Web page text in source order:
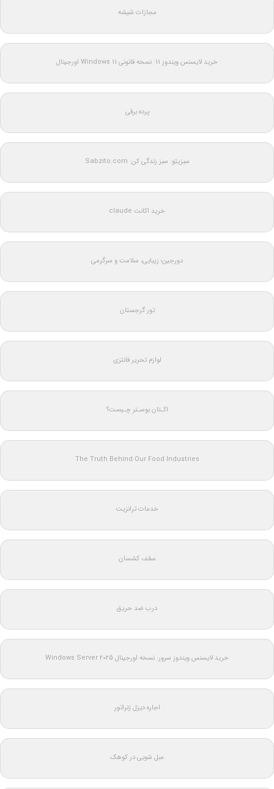
مجازات شیشه
خرید لایسنس ویندوز 11: نسخه قانونی Windows 11 اورجینال
پرده برقی
سبزیتو: سبز زندگی کن: Sabzito.com
خرید اکانت claude
دورجین؛ زیبایی، سلامت و سرگرمی
تور گرجستان
لوازم تحریر فانتزی
اکـتان بوسـتر چـیست؟
The Truth Behind Our Food Industries
خدمات ترانزیت
سقف کشسان
درب ضد حریق
خرید لایسنس ویندوز سرور: نسخه اورجینال Windows Server 2025
اجاره دیزل ژنراتور
مبل شویی در کوهک